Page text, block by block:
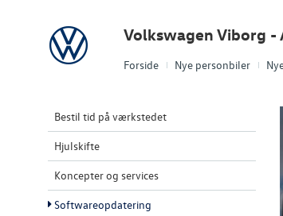
Forside Nye personbiler
Volkswagen Volkswagen Viborg
Bestil tid på værkstedet
Hjulskifte
Koncepter og services
Softwareopdatering